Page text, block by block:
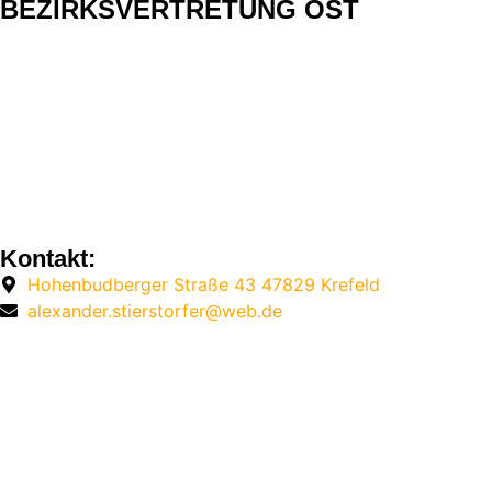
BEZIRKSVERTRETUNG OST
Kontakt:
Hohenbudberger Straße 43 47829 Krefeld
alexander.stierstorfer@web.de